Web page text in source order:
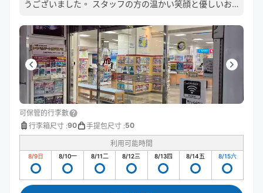
うございました。 スタッフの方の温かい笑顔と優しいお
も大きく感じるものですが、こちらでは本当に気持ちよく
荷物を預けることができました。
可保管的行李數
行李箱尺寸 :90 手提包尺寸 :50
利用可能時間
8/9日 8/10一 8/11二 8/12三 8/13四 8/14五 8/15六